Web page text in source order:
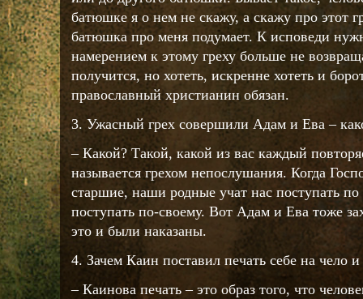
батюшке я о нем не скажу, а скажу про этот
батюшка про меня подумает. К исповеди
намерением к этому греху больше не
получится, но хотеть, искренне хотеть и
православный христианин обязан.
3. Ужасный грех совершили Адам и Ева –
– Какой? Такой, какой из вас каждый
называется грехом непослушания. Когда
старшие, наши родные учат нас поступать
поступать по-своему. Вот Адам и Ева тоже
это и были наказаны.
4. Зачем Каин поставил печать себе на чело
– Каинова печать – это образ того, что